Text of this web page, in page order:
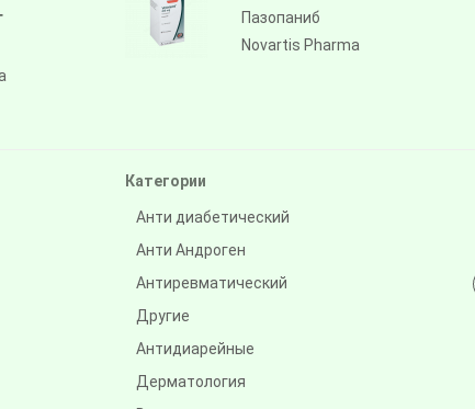
Пазопаниб
Novartis Pharma
Категории
Анти диабетический
Анти Андроген
Антиревматический
Другие
Антидиарейные
Дерматология